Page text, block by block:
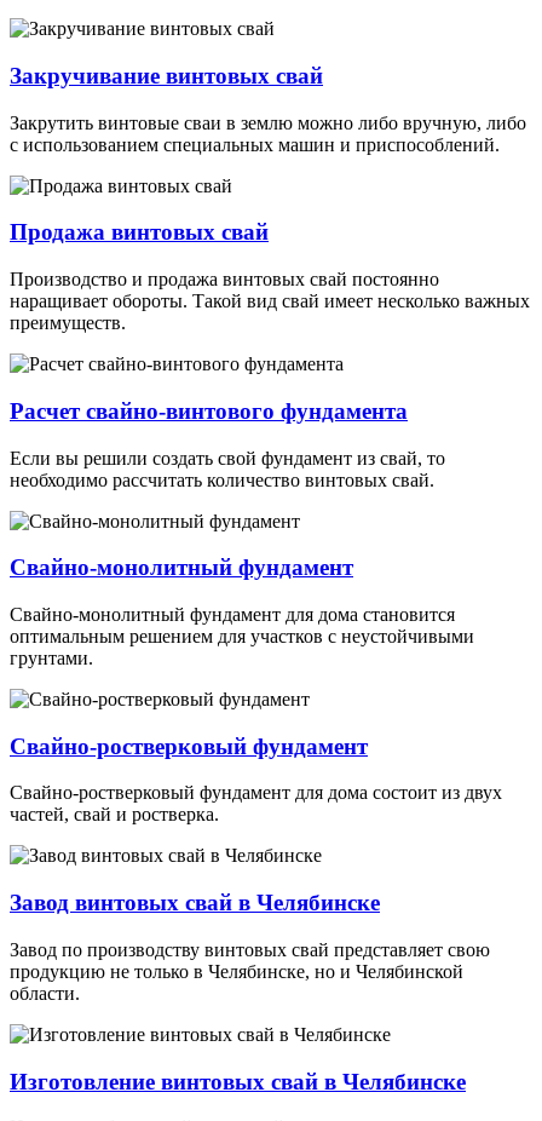
Закручивание винтовых свай
Закрутить винтовые сваи в землю можно либо вручную, либо
с использованием специальных машин и приспособлений.
Продажа винтовых свай
Производство и продажа винтовых свай постоянно
наращивает обороты. Такой вид свай имеет несколько важных
преимуществ.
Расчет свайно-винтового фундамента
Если вы решили создать свой фундамент из свай, то
необходимо рассчитать количество винтовых свай.
Свайно-монолитный фундамент
Свайно-монолитный фундамент для дома становится
оптимальным решением для участков с неустойчивыми
грунтами.
Свайно-ростверковый фундамент
Cвайно-ростверковый фундамент для дома состоит из двух
частей, свай и ростверка.
Завод винтовых свай в Челябинске
Завод по производству винтовых свай представляет свою
продукцию не только в Челябинске, но и Челябинской
области.
Изготовление винтовых свай в Челябинске